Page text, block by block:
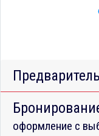
оформление с